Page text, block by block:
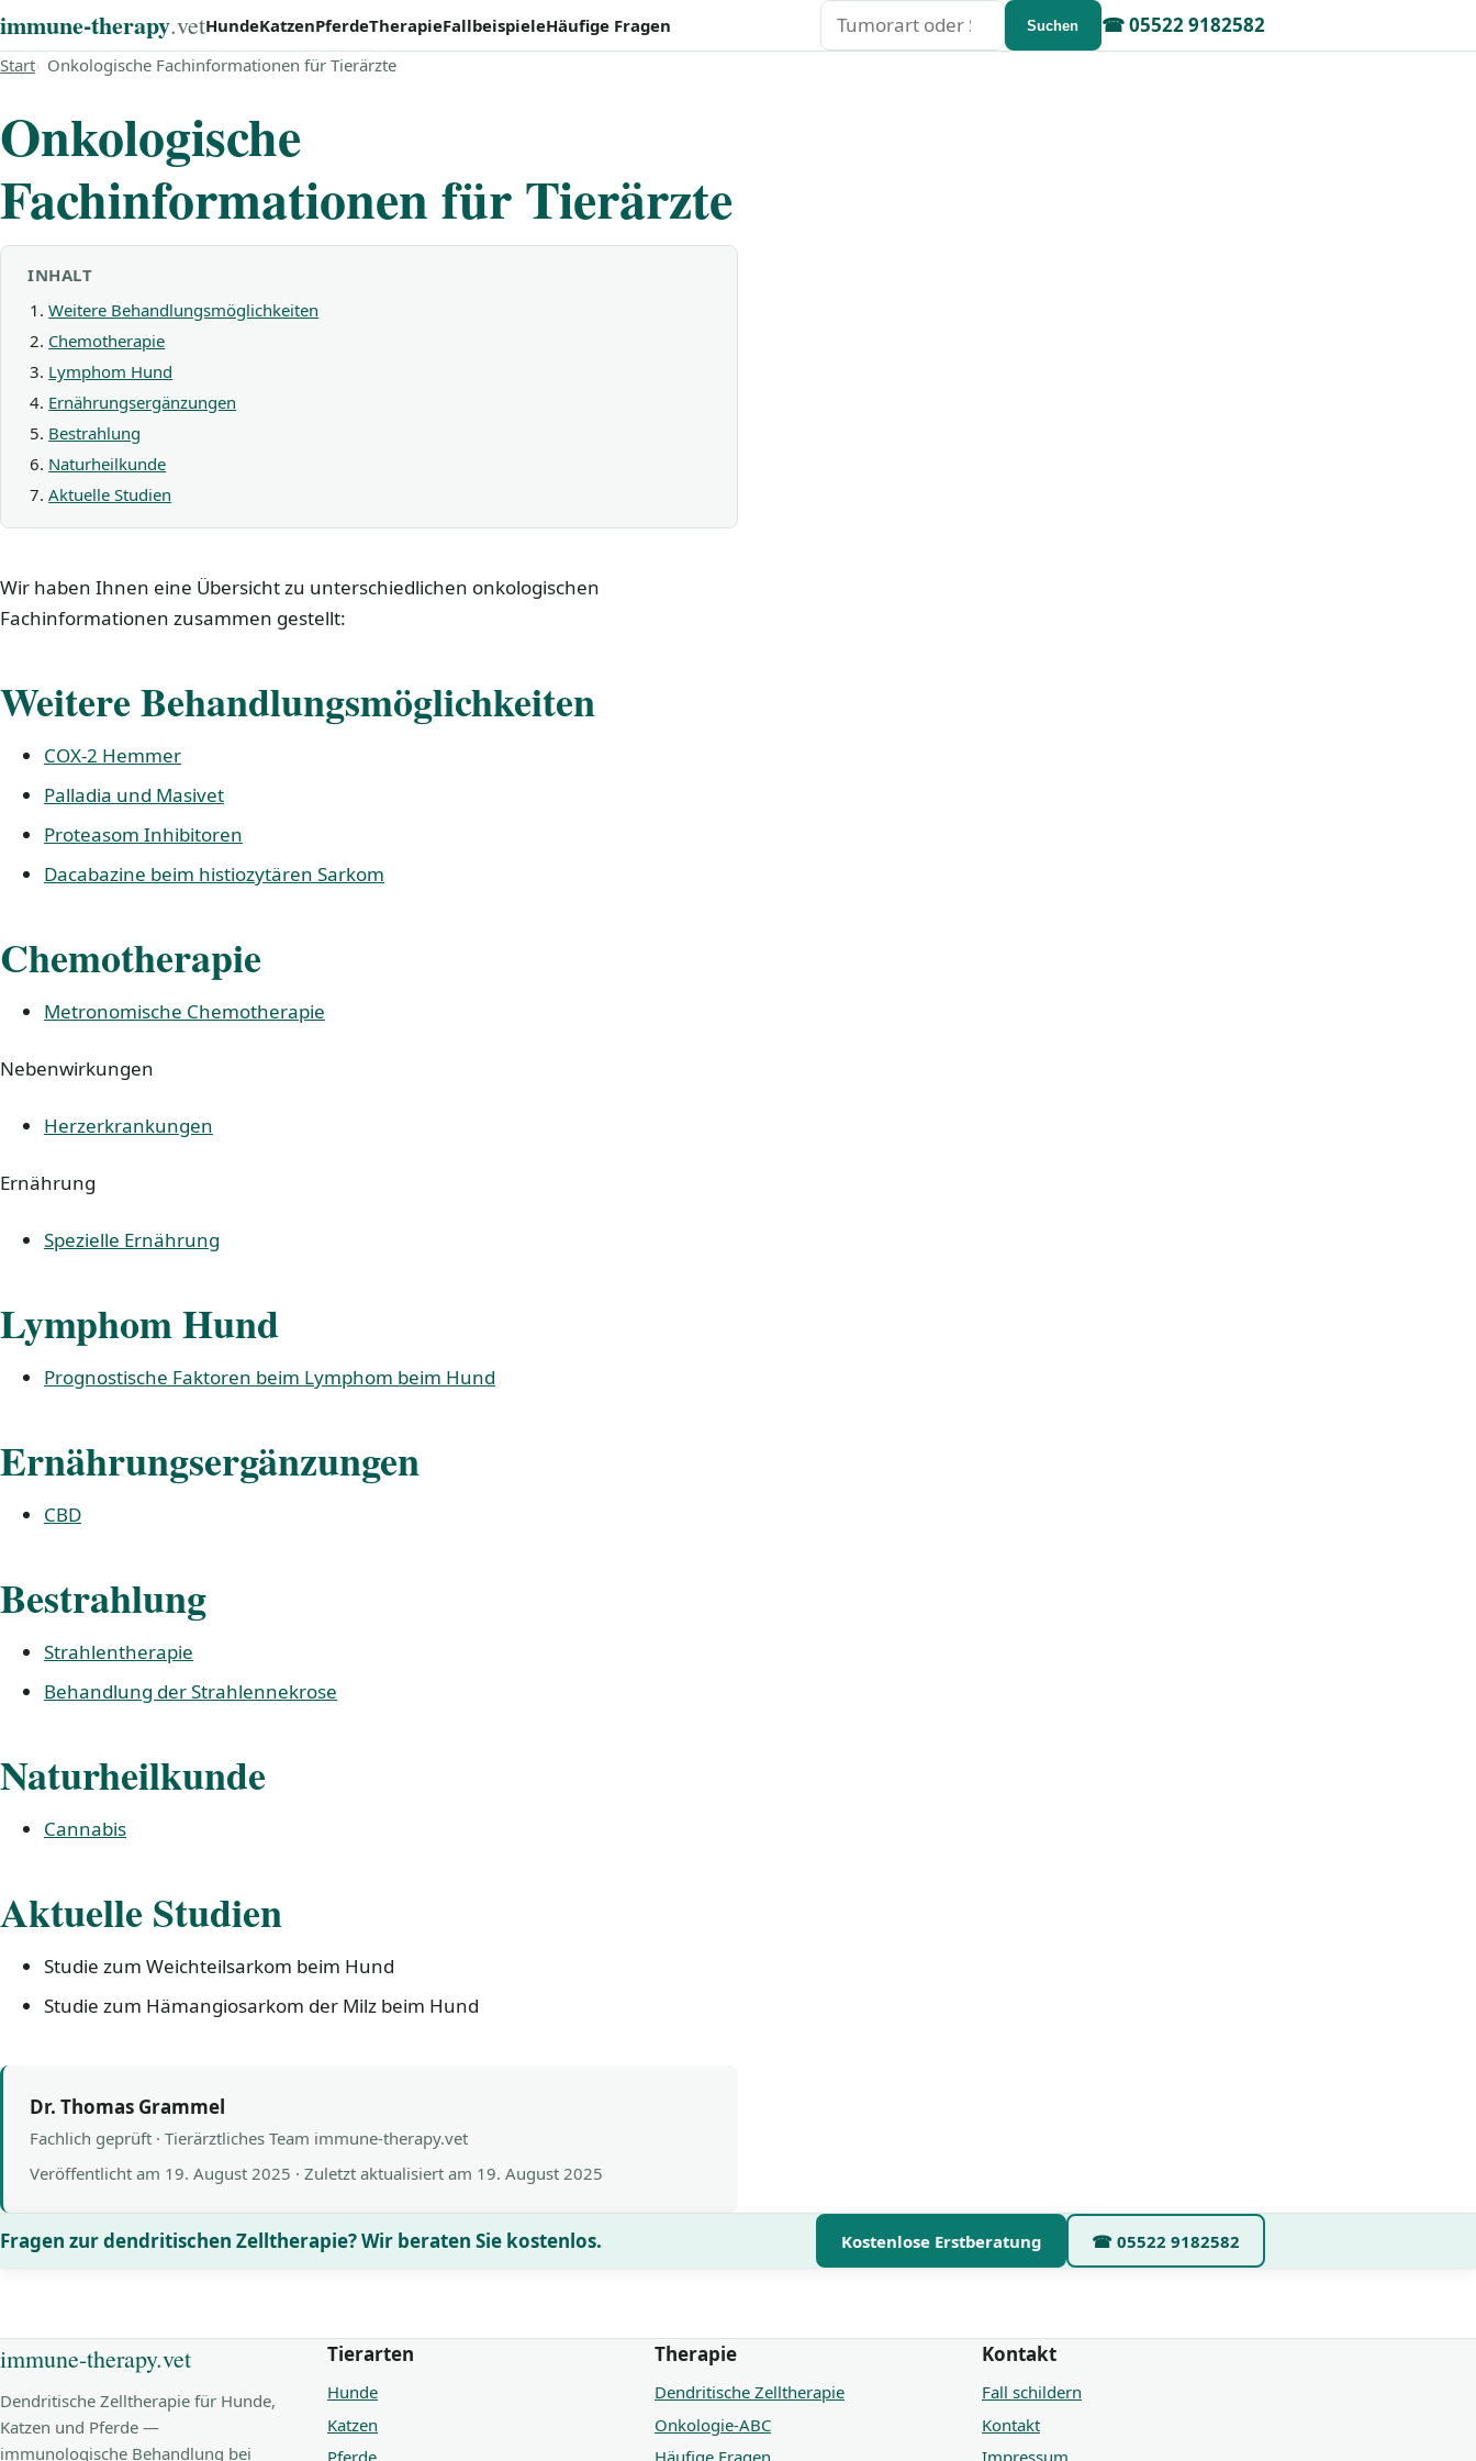
immune‑therapy.vet ☎05522 9182582
HundeKatzenPferdeTherapieFallbeispieleHäufige Fragen Suchen Suchen
Start Onkologische Fachinformationen für Tierärzte
Onkologische
Fachinformationen für Tierärzte
INHALT
Weitere Behandlungsmöglichkeiten
Chemotherapie
Lymphom Hund
Ernährungsergänzungen
Bestrahlung
Naturheilkunde
Aktuelle Studien
Wir haben Ihnen eine Übersicht zu unterschiedlichen onkologischen
Fachinformationen zusammen gestellt:
Weitere Behandlungsmöglichkeiten
COX-2 Hemmer
Palladia und Masivet
Proteasom Inhibitoren
Dacabazine beim histiozytären Sarkom
Chemotherapie
Metronomische Chemotherapie
Nebenwirkungen
Herzerkrankungen
Ernährung
Spezielle Ernährung
Lymphom Hund
Prognostische Faktoren beim Lymphom beim Hund
Ernährungsergänzungen
CBD
Bestrahlung
Strahlentherapie
Behandlung der Strahlennekrose
Naturheilkunde
Cannabis
Aktuelle Studien
Studie zum Weichteilsarkom beim Hund
Studie zum Hämangiosarkom der Milz beim Hund
Dr. Thomas Grammel
Fachlich geprüft · Tierärztliches Team immune-therapy.vet
Veröffentlicht am 19. August 2025 · Zuletzt aktualisiert am 19. August 2025
Fragen zur dendritischen Zelltherapie? Wir beraten Sie kostenlos. Kostenlose Erstberatung ☎ 05522 9182582
immune-therapy.vet
Dendritische Zelltherapie für Hunde,
Katzen und Pferde —
immunologische Behandlung bei
Tierarten
Hunde
Katzen
Therapie
Dendritische Zelltherapie
Onkologie-ABC
Kontakt
Fall schildern
Kontakt